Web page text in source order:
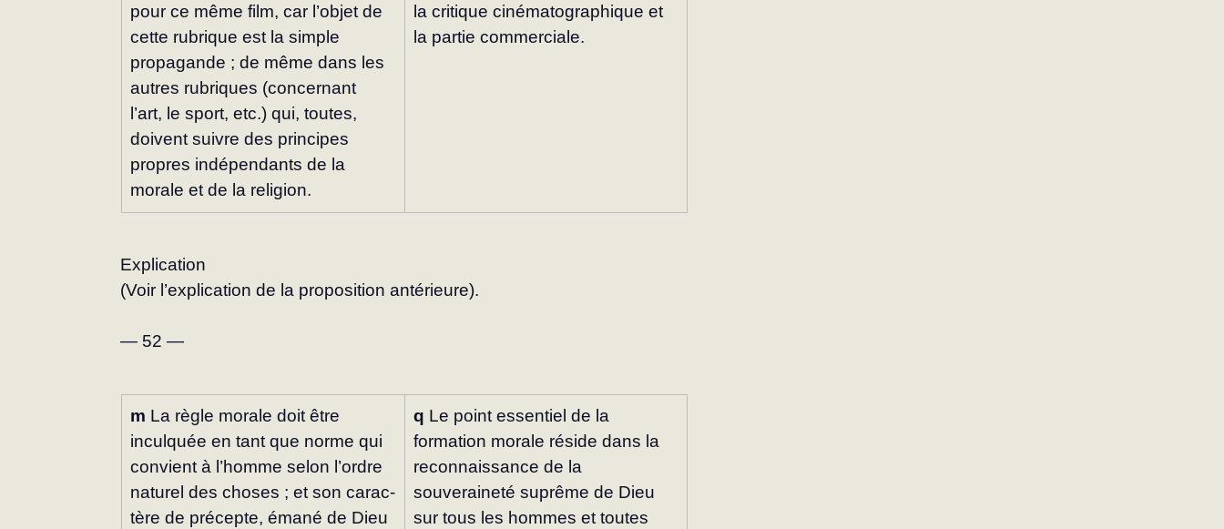
pour ce même film, car l’objet de
cette rubrique est la simple
propagande ; de même dans les
autres ru­briques (concernant
l’art, le sport, etc.) qui, toutes,
doivent suivre des principes
propres indépendants de la
morale et de la religion.
la critique cinématographique et
la partie commerciale.
Explication
(Voir l’explication de la proposition antérieure).
— 52 —
m La règle morale doit être
inculquée en tant que norme qui
convient à l’homme se­lon l’ordre
naturel des choses ; et son carac­
tère de précepte, émané de Dieu
q Le point essentiel de la
formation mo­rale réside dans la
reconnaissance de la
souveraineté suprême de Dieu
sur tous les hommes et toutes